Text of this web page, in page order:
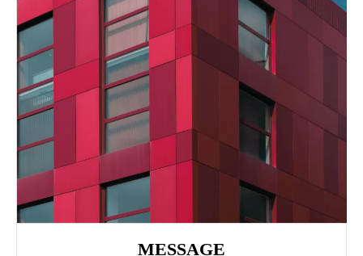
MESSAGE